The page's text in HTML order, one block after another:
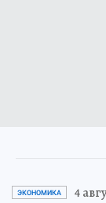
ЭКОНОМИКА 4